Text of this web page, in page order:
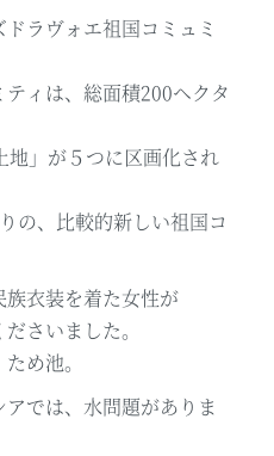
ラヴォエ祖国コミュミ
ィは、総面積200ヘクタ
」が５つに区画化され
の、比較的新しい祖国コ
衣装を着た女性が
さいました。
め池。
では、水問題がありま